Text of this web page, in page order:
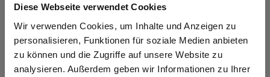
Diese Webseite verwendet Cookies
Wir verwenden Cookies, um Inhalte und Anzeigen zu
personalisieren, Funktionen für soziale Medien anbieten
zu können und die Zugriffe auf unsere Website zu
analysieren. Außerdem geben wir Informationen zu Ihrer
Een vergelijking met het originele monster is altijd
Productkenmerken